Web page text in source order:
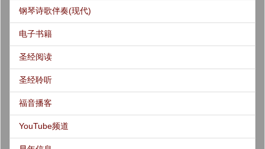
钢琴诗歌伴奏(现代)
电子书籍
圣经阅读
圣经聆听
福音播客
YouTube频道